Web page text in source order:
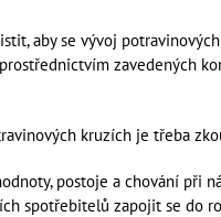
aby se vývoj
zavedených
kruzích je třeba
postoje a chování při
spotřebitelů zapojit se do